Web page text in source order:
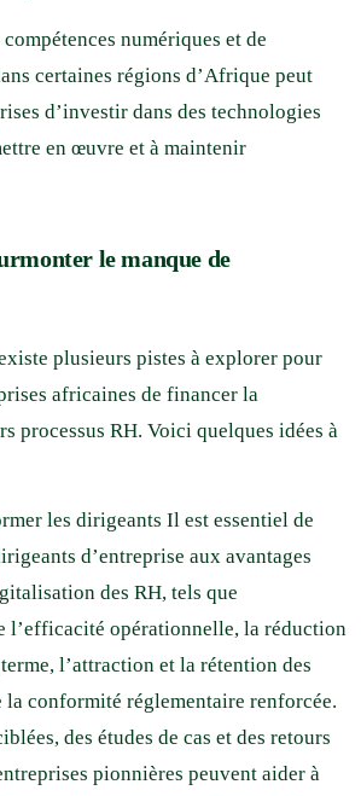
numériques et de
certaines régions d’Afrique peut
d’investir dans des technologies
en œuvre et à maintenir
le manque de
plusieurs pistes à explorer pour
africaines de financer la
processus RH. Voici quelques idées à
les dirigeants Il est essentiel de
d’entreprise aux avantages
des RH, tels que
l’efficacité opérationnelle, la réduction
l’attraction et la rétention des
la conformité réglementaire renforcée.
des études de cas et des retours
pionnières peuvent aider à